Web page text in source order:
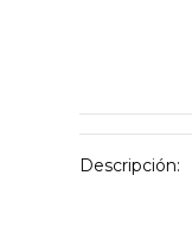
Descripción: